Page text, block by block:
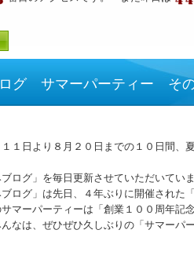
グ サマーパーティー そ
１日より８月２０日までの１０日間、
ログ」を毎日更新させていただいていま
ログ」は先日、４年ぶりに開催された
マーパーティーは「創業１００周年記
なは、ぜひぜひ久しぶりの「サマーパ